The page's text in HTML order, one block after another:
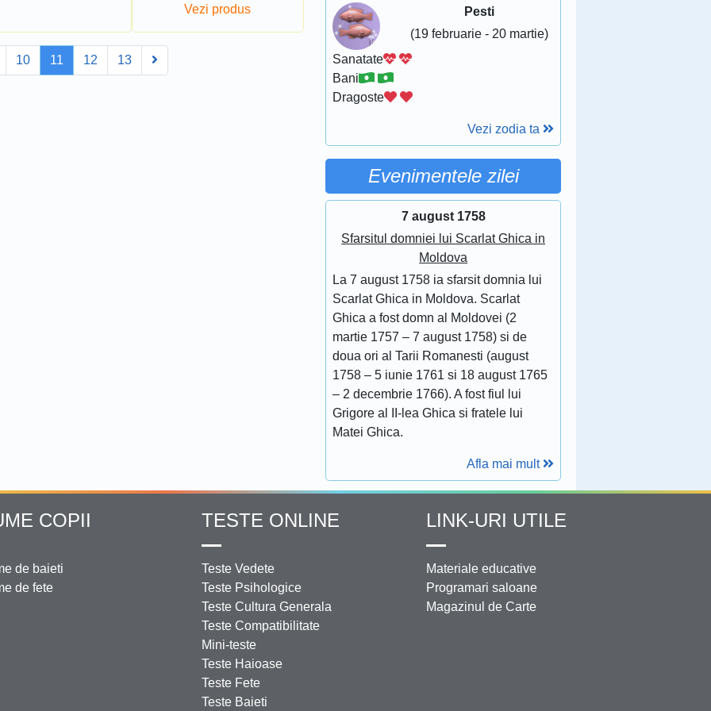
Vezi produs
10 11 12 13
Pesti
(19 februarie - 20 martie)
Sanatate
Bani
Dragoste
Vezi zodia ta
Evenimentele zilei
7 august 1758
Sfarsitul domniei lui Scarlat Ghica in
Moldova
La 7 august 1758 ia sfarsit domnia lui
Scarlat Ghica in Moldova. Scarlat
Ghica a fost domn al Moldovei (2
martie 1757 – 7 august 1758) si de
doua ori al Tarii Romanesti (august
1758 – 5 iunie 1761 si 18 august 1765
– 2 decembrie 1766). A fost fiul lui
Grigore al II-lea Ghica si fratele lui
Matei Ghica.
Afla mai mult
COPII
de baieti
de fete
TESTE ONLINE
Teste Vedete
Teste Psihologice
Teste Cultura Generala
Teste Compatibilitate
Mini-teste
Teste Haioase
Teste Fete
Teste Baieti
LINK-URI UTILE
Materiale educative
Programari saloane
Magazinul de Carte